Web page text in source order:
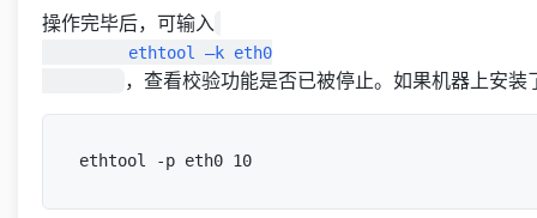
操作完毕后，可输入
，查看校验功能是否已被停止。如果机器上安
ethtool -p eth0 10